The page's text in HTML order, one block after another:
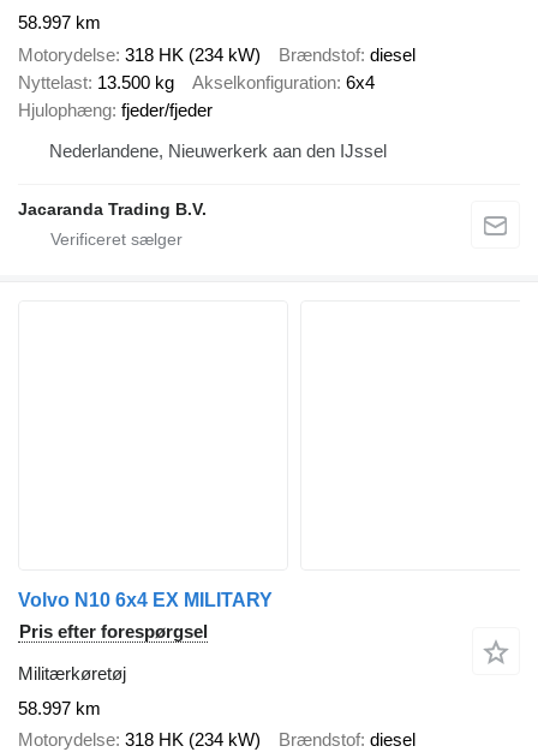
58.997 km
Motorydelse 318 HK (234 kW) Brændstof diesel
Nyttelast 13.500 kg Akselkonfiguration 6x4
Hjulophæng fjeder/fjeder
Nederlandene, Nieuwerkerk aan den IJssel
Jacaranda Trading B.V.
Volvo N10 6x4 EX MILITARY
Pris efter forespørgsel
Militærkøretøj
58.997 km
Motorydelse 318 HK (234 kW) Brændstof diesel